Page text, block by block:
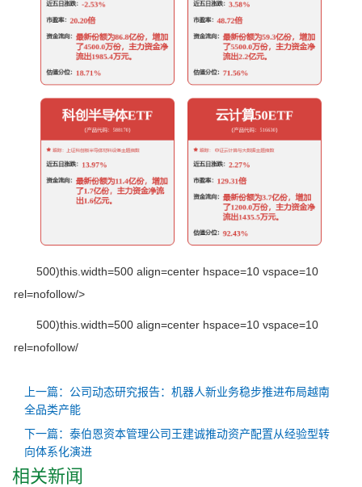
500)this.width=500 align=center hspace=10 vspace=10
rel=nofollow/>
500)this.width=500 align=center hspace=10 vspace=10
rel=nofollow/
上一篇：公司动态研究报告：机器人新业务稳步推进布局越南
全品类产能
下一篇：泰伯恩资本管理公司王建诚推动资产配置从经验型转
向体系化演进
相关新闻